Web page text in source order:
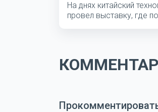
На днях китайский
провел выставку, где